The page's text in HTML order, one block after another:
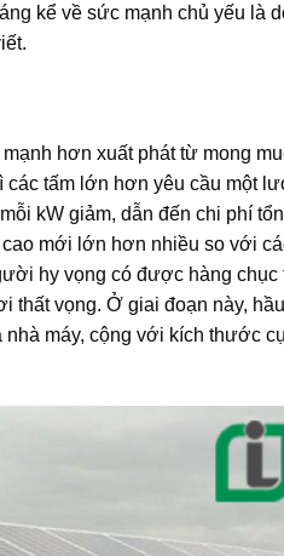
kể về sức mạnh chủ yếu là
hơn xuất phát từ mong
tấm lớn hơn yêu cầu một
kW giảm, dẫn đến chi phí
mới lớn hơn nhiều so với
hy vọng có được hàng chục
vọng. Ở giai đoạn này,
máy, cộng với kích thước